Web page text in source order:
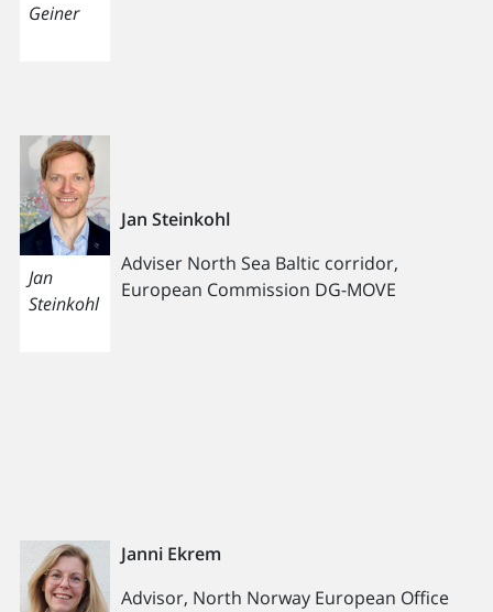
Geiner
Jan
Steinkohl
Jan Steinkohl
Adviser North Sea Baltic corridor,
European Commission DG-MOVE
Janni Ekrem
Advisor, North Norway European Office